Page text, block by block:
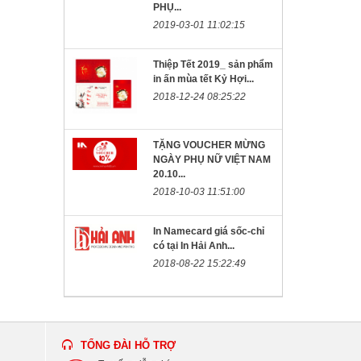
PHỤ...
2019-03-01 11:02:15
Thiệp Tết 2019_ sản phẩm
in ấn mùa tết Kỷ Hợi...
2018-12-24 08:25:22
TẶNG VOUCHER MỪNG
NGÀY PHỤ NỮ VIỆT NAM
20.10...
2018-10-03 11:51:00
In Namecard giá sốc-chỉ
có tại In Hải Anh...
2018-08-22 15:22:49
TỔNG ĐÀI HỖ TRỢ